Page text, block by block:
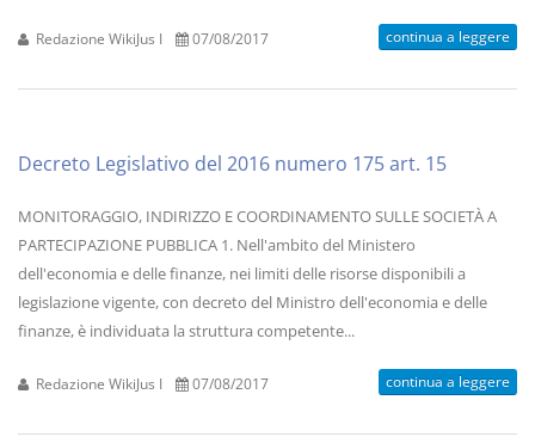
Redazione WikiJus I 07/08/2017 continua a leggere
Decreto Legislativo del 2016 numero 175 art. 15
MONITORAGGIO, INDIRIZZO E COORDINAMENTO SULLE SOCIETÀ A
PARTECIPAZIONE PUBBLICA 1. Nell'ambito del Ministero
dell'economia e delle finanze, nei limiti delle risorse disponibili a
legislazione vigente, con decreto del Ministro dell'economia e delle
finanze, è individuata la struttura competente...
Redazione WikiJus I 07/08/2017 continua a leggere